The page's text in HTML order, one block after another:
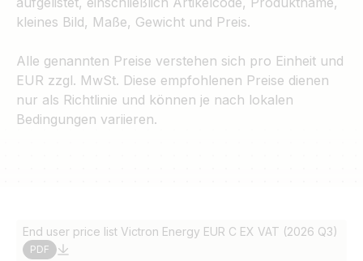
Multiplus-
Orion
SmartShunt
kleines Bild, Maße, Gewicht und Preis.
Alle genannten Preise verstehen sich pro Einheit und
EUR zzgl. MwSt. Diese empfohlenen Preise dienen
nur als Richtlinie und können je nach lokalen
Bedingungen variieren.
End user price list Victron Energy EUR C EX VAT (2026 Q3)
PDF